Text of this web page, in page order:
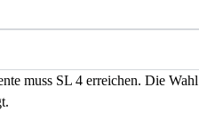
muss SL 4 erreichen. Die